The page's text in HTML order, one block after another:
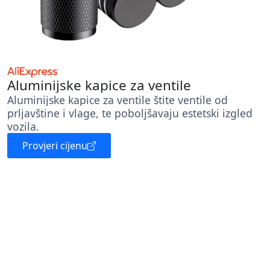
Aluminijske kapice za ventile
Aluminijske kapice za ventile štite ventile od
prljavštine i vlage, te poboljšavaju estetski izgled
vozila.
Provjeri cijenu